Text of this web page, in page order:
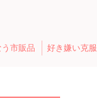
市販品 好き嫌い克服